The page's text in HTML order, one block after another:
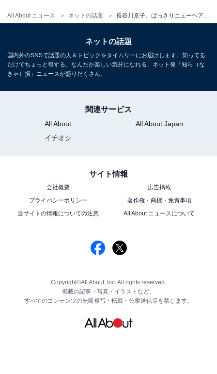
All About ニュース ネットの話題
ネットの話題
国内外のSNSで話題の人＆トピックをタイムリーにお届けします。知ってる
だけでちょっと得する、なんだか楽しい気分になれる、ネット発「知ら（な
きゃ）損」ニュースが盛りだくさん。
関連サービス
All About
All About Japan
イチオシ
サイト情報
会社概要
広告掲載
プライバシーポリシー
著作権・商標・免責事項
当サイトの情報についての注意
All About ニュースについて
Copyright©All About, Inc. All rights reserved.
掲載の記事・写真・イラストなど、
すべてのコンテンツの無断複写・転載・公衆送信等を禁じます。